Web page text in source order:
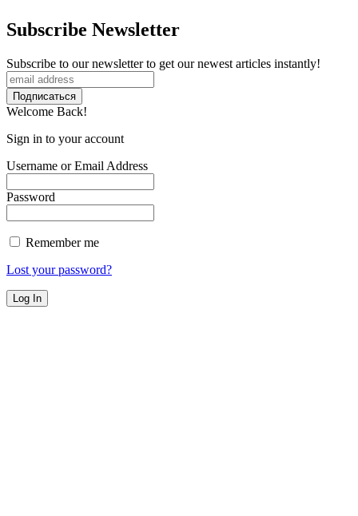
Subscribe Newsletter
Subscribe to our newsletter to get our newest articles instantly!
Welcome Back!
Sign in to your account
Username or Email Address
Password
Remember me
Lost your password?